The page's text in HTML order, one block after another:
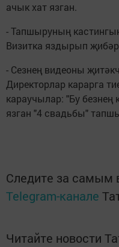
ачык хат язган.
- Тапшыруның
Визитка яздырып
- Сезнең видеоны
Директорлар карарга
караучылар: "Бу безнең
язган "4 свадьбы"
Следите за самым
Telegram-канале
Читайте новости